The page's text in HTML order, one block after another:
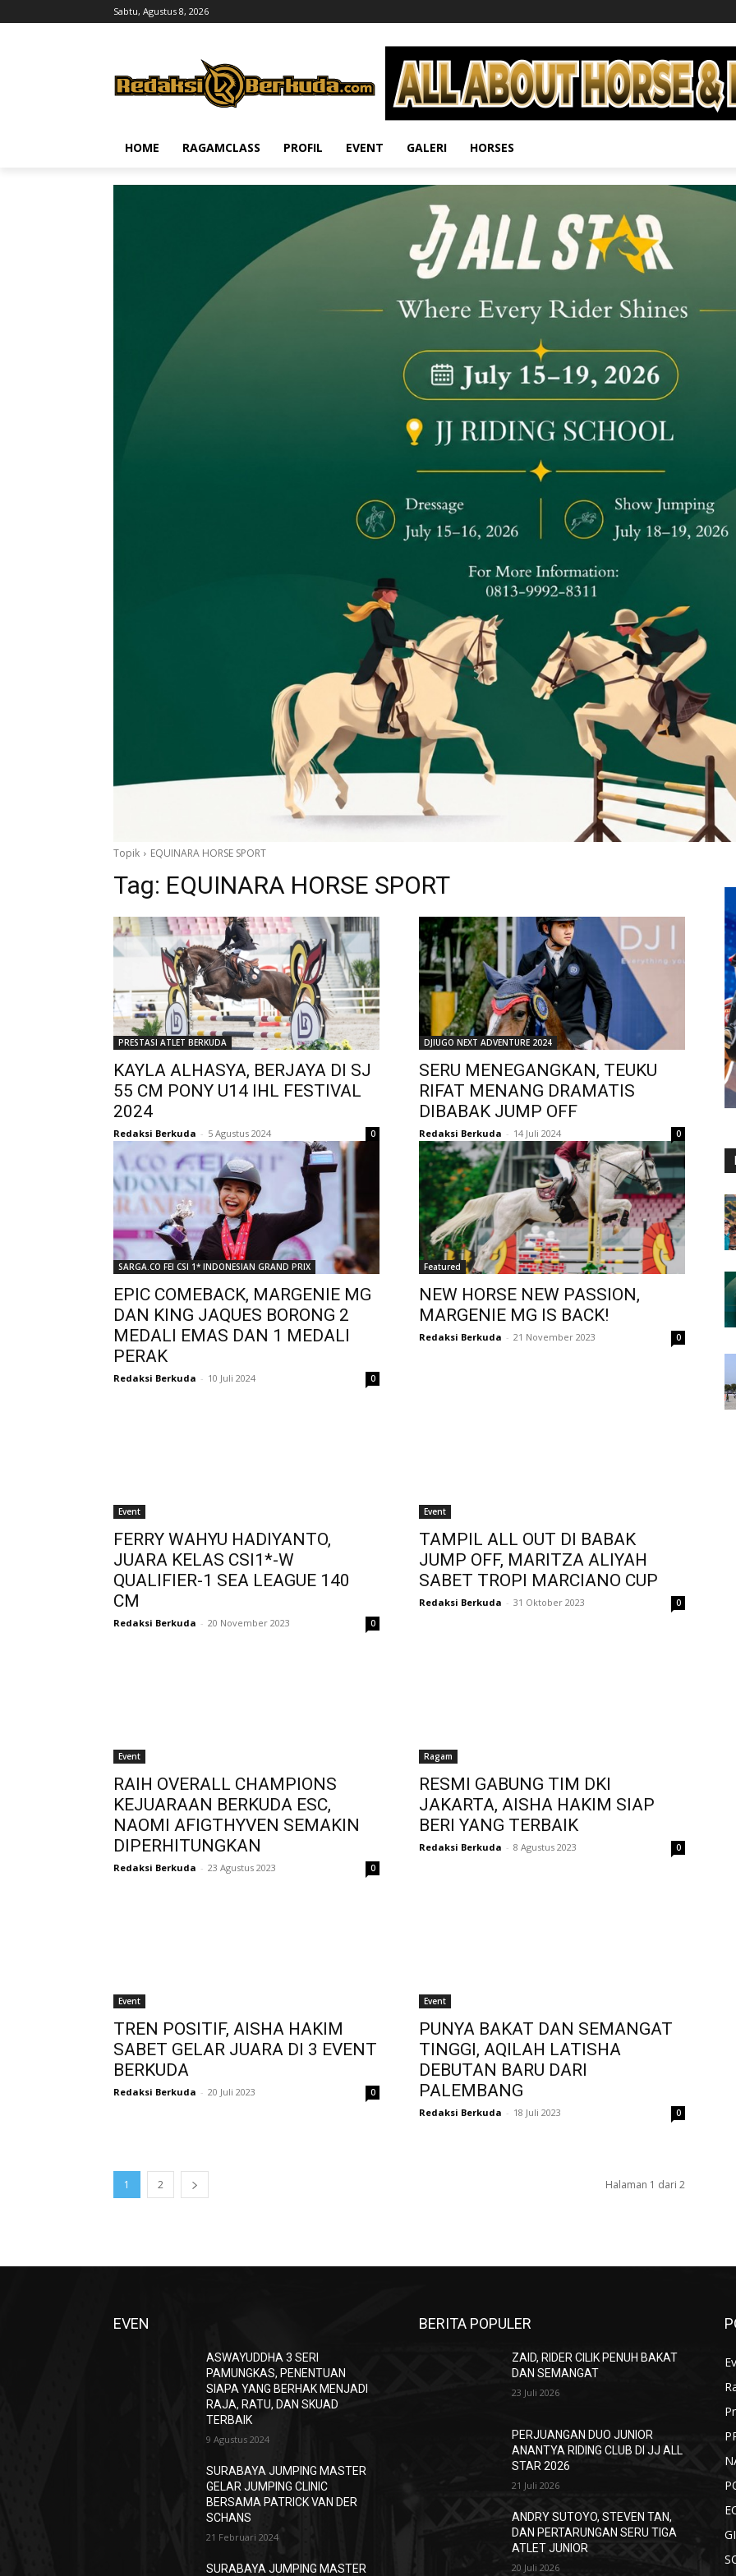
Sabtu, Agustus 8, 2026
HOME RAGAMCLASS PROFIL EVENT GALERI HORSES
Topik EQUINARA HORSE SPORT
Tag: EQUINARA HORSE SPORT
PRESTASI ATLET BERKUDA
KAYLA ALHASYA, BERJAYA DI SJ
55 CM PONY U14 IHL FESTIVAL
2024
Redaksi Berkuda - 5 Agustus 2024 0
DJIUGO NEXT ADVENTURE 2024
SERU MENEGANGKAN, TEUKU
RIFAT MENANG DRAMATIS
DIBABAK JUMP OFF
Redaksi Berkuda - 14 Juli 2024 0
SARGA.CO FEI CSI 1* INDONESIAN GRAND PRIX
EPIC COMEBACK, MARGENIE MG
DAN KING JAQUES BORONG 2
MEDALI EMAS DAN 1 MEDALI
PERAK
Redaksi Berkuda - 10 Juli 2024 0
Featured
NEW HORSE NEW PASSION,
MARGENIE MG IS BACK!
Redaksi Berkuda - 21 November 2023 0
Event
FERRY WAHYU HADIYANTO,
JUARA KELAS CSI1*-W
QUALIFIER-1 SEA LEAGUE 140
CM
Redaksi Berkuda - 20 November 2023 0
Event
TAMPIL ALL OUT DI BABAK
JUMP OFF, MARITZA ALIYAH
SABET TROPI MARCIANO CUP
Redaksi Berkuda - 31 Oktober 2023 0
Event
RAIH OVERALL CHAMPIONS
KEJUARAAN BERKUDA ESC,
NAOMI AFIGTHYVEN SEMAKIN
DIPERHITUNGKAN
Redaksi Berkuda - 23 Agustus 2023 0
Ragam
RESMI GABUNG TIM DKI
JAKARTA, AISHA HAKIM SIAP
BERI YANG TERBAIK
Redaksi Berkuda - 8 Agustus 2023 0
Event
TREN POSITIF, AISHA HAKIM
SABET GELAR JUARA DI 3 EVENT
BERKUDA
Redaksi Berkuda - 20 Juli 2023 0
Event
PUNYA BAKAT DAN SEMANGAT
TINGGI, AQILAH LATISHA
DEBUTAN BARU DARI
PALEMBANG
Redaksi Berkuda - 18 Juli 2023 0
1 2 Halaman 1 dari 2
EVEN
ASWAYUDDHA 3 SERI
PAMUNGKAS, PENENTUAN
SIAPA YANG BERHAK MENJADI
RAJA, RATU, DAN SKUAD
TERBAIK
9 Agustus 2024
SURABAYA JUMPING MASTER
GELAR JUMPING CLINIC
BERSAMA PATRICK VAN DER
SCHANS
21 Februari 2024
SURABAYA JUMPING MASTER
BERITA POPULER
ZAID, RIDER CILIK PENUH BAKAT
DAN SEMANGAT
23 Juli 2026
PERJUANGAN DUO JUNIOR
ANANTYA RIDING CLUB DI JJ ALL
STAR 2026
21 Juli 2026
ANDRY SUTOYO, STEVEN TAN,
DAN PERTARUNGAN SERU TIGA
ATLET JUNIOR
20 Juli 2026